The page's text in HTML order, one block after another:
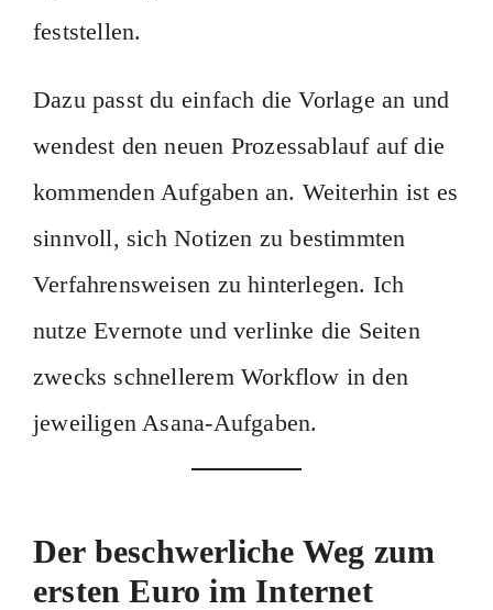
feststellen.
Dazu passt du einfach die Vorlage an und
wendest den neuen Prozessablauf auf die
kommenden Aufgaben an. Weiterhin ist es
sinnvoll, sich Notizen zu bestimmten
Verfahrensweisen zu hinterlegen. Ich
nutze Evernote und verlinke die Seiten
zwecks schnellerem Workflow in den
jeweiligen Asana-Aufgaben.
Der beschwerliche Weg zum
ersten Euro im Internet